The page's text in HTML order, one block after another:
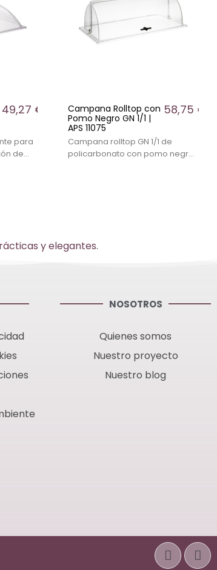
49,27 €
para
de
Campana Rolltop con
Pomo Negro GN 1/1 |
APS 11075
58,75 €
Campana rolltop GN 1/1 de
policarbonato con pomo negro,
Medidas 53 x 32,5 cm.
y elegantes.
NOSOTROS
Quienes somos
Nuestro proyecto
Nuestro blog